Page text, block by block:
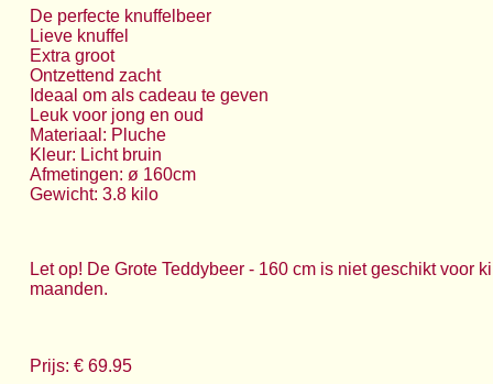
De perfecte knuffelbeer
Lieve knuffel
Extra groot
Ontzettend zacht
Ideaal om als cadeau te geven
Leuk voor jong en oud
Materiaal: Pluche
Kleur: Licht bruin
Afmetingen: ø 160cm
Gewicht: 3.8 kilo
Let op! De Grote Teddybeer - 160 cm is niet geschikt voor
maanden.
Prijs: € 69.95